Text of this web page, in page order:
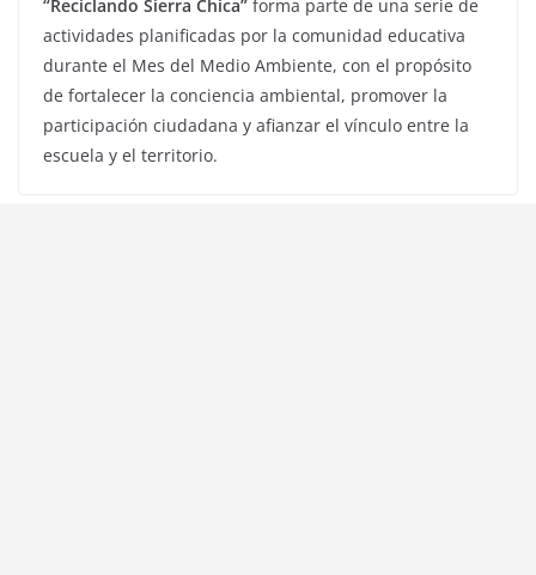
“Reciclando Sierra Chica” forma parte de una serie de
actividades planificadas por la comunidad educativa
durante el Mes del Medio Ambiente, con el propósito
de fortalecer la conciencia ambiental, promover la
participación ciudadana y afianzar el vínculo entre la
escuela y el territorio.